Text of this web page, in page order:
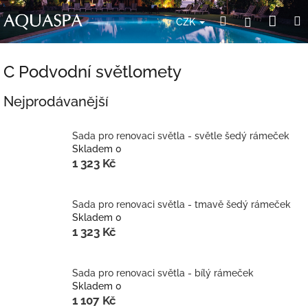
Přejít
na
obsah
CZK HledatPřihlášení
C Podvodní světlomety
Nejprodávanější
Sada pro renovaci světla - světle šedý rámeček
Skladem 0
1 323 Kč
Sada pro renovaci světla - tmavě šedý rámeček
Skladem 0
1 323 Kč
Sada pro renovaci světla - bílý rámeček
Skladem 0
1 107 Kč